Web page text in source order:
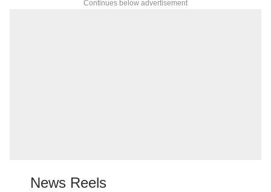
Continues below advertisement
News Reels